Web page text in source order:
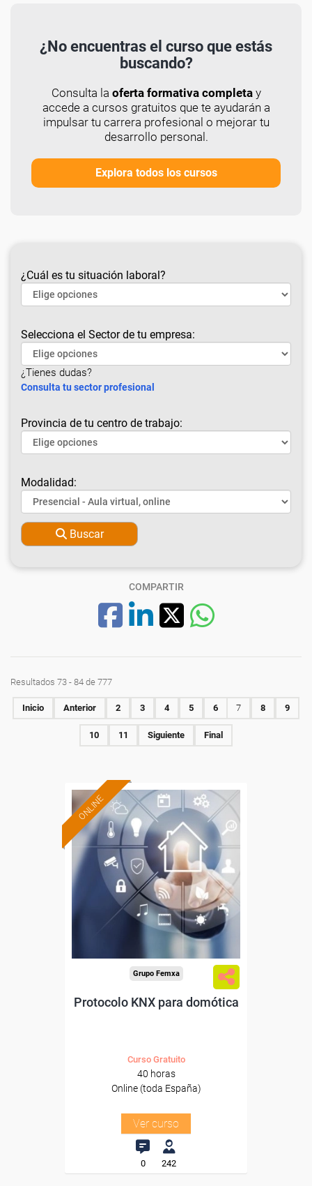
¿No encuentras el curso que estás
buscando?
Consulta la oferta formativa completay
accede a cursos gratuitos que te ayudarán a
impulsar tu carrera profesional o mejorar tu
desarrollo personal.
Explora todos los cursos
¿Cuál es tu situación laboral?
Selecciona el Sector de tu empresa:
¿Tienes dudas?
Consulta tu sector profesional
Provincia de tu centro de trabajo:
Modalidad:
Buscar
COMPARTIR
Resultados 73 - 84 de 777
Inicio Anterior 2 3 4 5 6 7 8 9
10 11 Siguiente Final
ONLINE
Formación 100%
subvencionada.
Para desempleados,
trabajadores y autónomos.
Sector
-Metal.
Grupo Femxa
Protocolo KNX para domótica
Curso Gratuito
40 horas
Online (toda España)
Ver curso
0 242